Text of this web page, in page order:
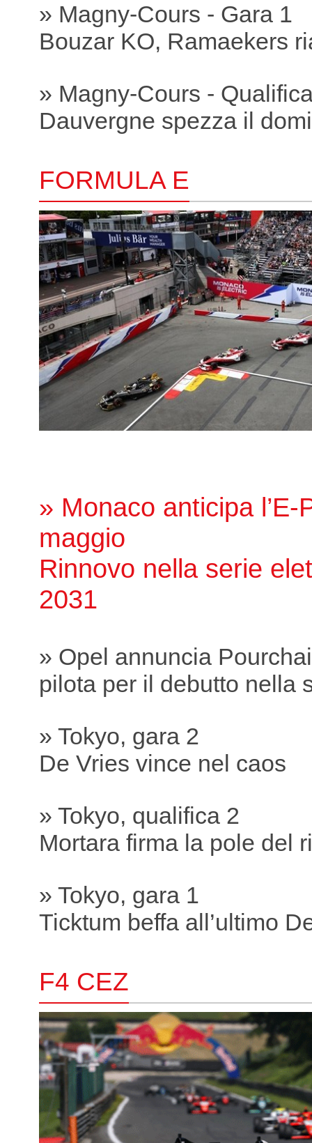
» Magny-Cours - Gara 1
Bouzar KO, Ramaekers
» Magny-Cours -
Dauvergne spezza il
FORMULA E
» Monaco anticipa l’E-
maggio
Rinnovo nella serie
2031
» Opel annuncia
pilota per il debutto nella
» Tokyo, gara 2
De Vries vince nel caos
» Tokyo, qualifica 2
Mortara firma la pole del
» Tokyo, gara 1
Ticktum beffa all’ultimo
F4 CEZ